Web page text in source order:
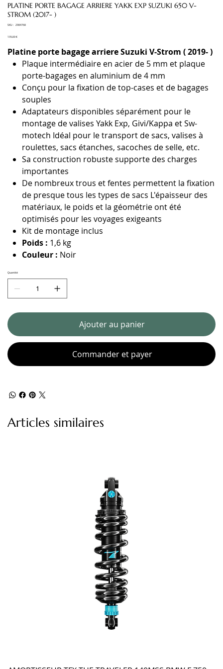
PLATINE PORTE BAGAGE ARRIERE YAKK EXP SUZUKI 650 V-
STROM (2017- )
SKU : SKU
2984768
Prix
135,00 €
Platine porte bagage arriere Suzuki V-Strom ( 2019- )
Plaque intermédiaire en acier de 5 mm et plaque
porte-bagages en aluminium de 4 mm
Conçu pour la fixation de top-cases et de bagages
souples
Adaptateurs disponibles séparément pour le
montage de valises Yakk Exp, Givi/Kappa et Sw-
motech Idéal pour le transport de sacs, valises à
roulettes, sacs étanches, sacoches de selle, etc.
Sa construction robuste supporte des charges
importantes
De nombreux trous et fentes permettent la fixation
de presque tous les types de sacs L'épaisseur des
matériaux, le poids et la géométrie ont été
optimisés pour les voyages exigeants
Kit de montage inclus
Poids : 1,6 kg
Couleur : Noir
Quantité
Ajouter au panier
Commander et payer
Articles similaires